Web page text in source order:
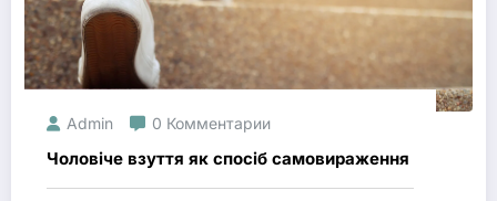
Admin 0 Комментарии
Чоловіче взуття як спосіб самовираження